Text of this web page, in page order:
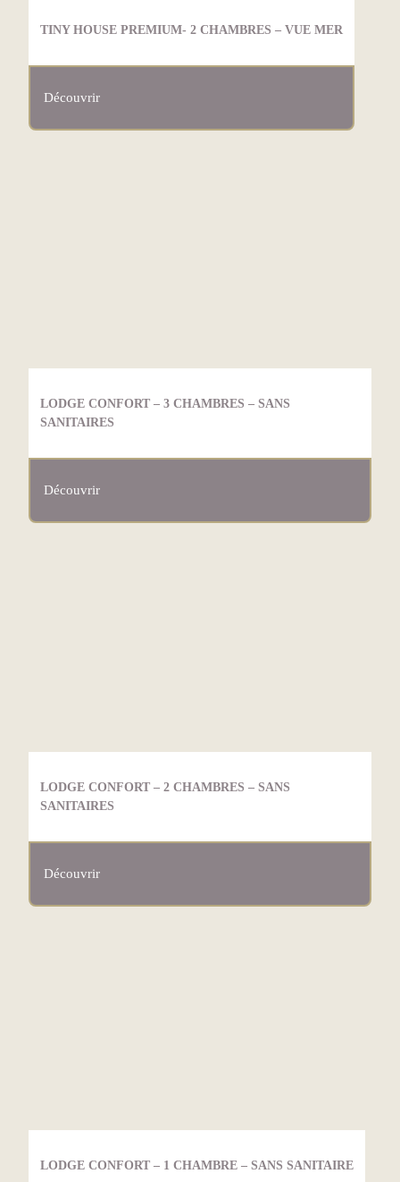
TINY HOUSE PREMIUM- 2 CHAMBRES – VUE MER
Découvrir
LODGE CONFORT – 3 CHAMBRES – SANS
SANITAIRES
Découvrir
LODGE CONFORT – 2 CHAMBRES – SANS
SANITAIRES
Découvrir
LODGE CONFORT – 1 CHAMBRE – SANS SANITAIRE